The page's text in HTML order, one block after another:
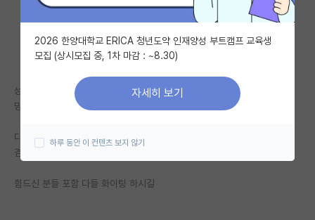
자유 게시판(아무개랩)
미국 유학 게시판
미국 대학원 합격 후기 게시판
대학원생 모집 게시판
연구실(PI) 홍보 게시판
석박사 채용 정보 게시판
성공하는 줄 알았는데 성공하지 않았고
망하는 줄 알았는데 망하지 않고 또 길이 있었음
다 본인의 자리가 어느정도 정해져있는 듯함
겸손하게 최선을 다해야지
힘드신 분들 포함 다들 화이팅 하시길
2026 한양대학교 ERICA 청년도약 인재양성 부트캠프 교육생
모집 (상시모집 중, 1차 마감 : ~8.30)
자세히 보기
하루 동안 이 컨텐츠 보지 않기